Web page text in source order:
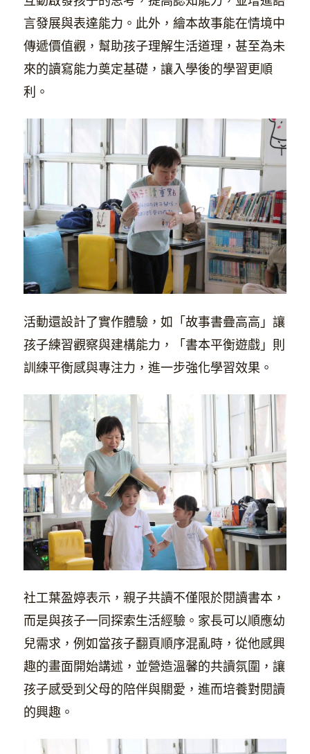
言發展與表達能力。此外，繪本故事能在情境中
傳遞價值觀，幫助孩子理解生活道理，甚至為未
來的讀寫能力奠定基礎，讓入學後的學習更順
利。
活動還設計了實作體驗，如「故事書疊高高」讓
孩子練習觀察與建構能力，「書本平衡遊戲」則
訓練平衡感與專注力，進一步強化學習效果。
社工葉盈婷表示，親子共讀不僅限於閱讀書本，
而是與孩子一同探索生活經驗。家長可以順應幼
兒需求，例如當孩子翻頁順序混亂時，從他感興
趣的畫面開始講述，並營造溫馨的共讀氛圍，讓
孩子感受到父母的陪伴與關愛，進而培養對閱讀
的興趣。